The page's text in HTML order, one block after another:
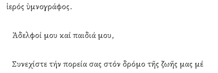
ἱερός ὑμνογράφος.
Ἀδελφοί μου καί παιδιά μου,
Συνεχίστε τήν πορεία σας στόν δρόμο τῆς ζωῆς μας μέ